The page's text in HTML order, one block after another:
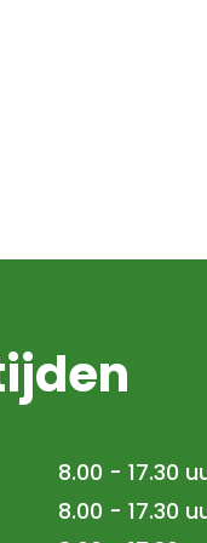
8.00 - 17.30
8.00 - 17.30